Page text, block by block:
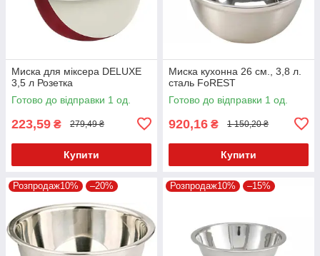
Миска для міксера DELUXE
3,5 л Розетка
Готово до відправки 1 од.
223,59 ₴ 279,49 ₴
Купити
Миска кухонна 26 см., 3,8 л.
сталь FoREST
Готово до відправки 1 од.
920,16 ₴ 1 150,20 ₴
Купити
Розпродаж10% –20% Розпродаж10% –15%